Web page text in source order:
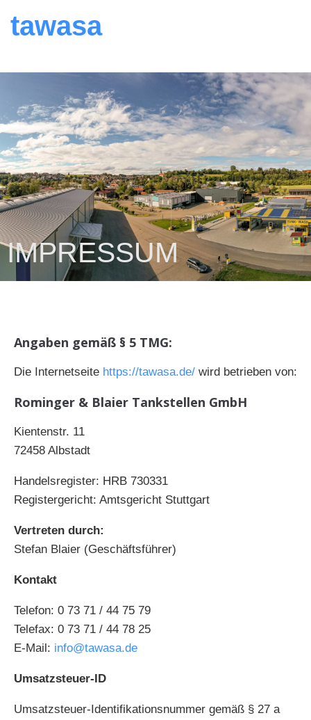
tawasa
IMPRESSUM
Angaben gemäß § 5 TMG:
Die Internetseite https://tawasa.de/ wird betrieben von:
Rominger & Blaier Tankstellen GmbH
Kientenstr. 11
72458 Albstadt
Handelsregister: HRB 730331
Registergericht: Amtsgericht Stuttgart
Vertreten durch:
Stefan Blaier (Geschäftsführer)
Kontakt
Telefon: 0 73 71 / 44 75 79
Telefax: 0 73 71 / 44 78 25
E-Mail: info@tawasa.de
Umsatzsteuer-ID
Umsatzsteuer-Identifikationsnummer gemäß § 27 a